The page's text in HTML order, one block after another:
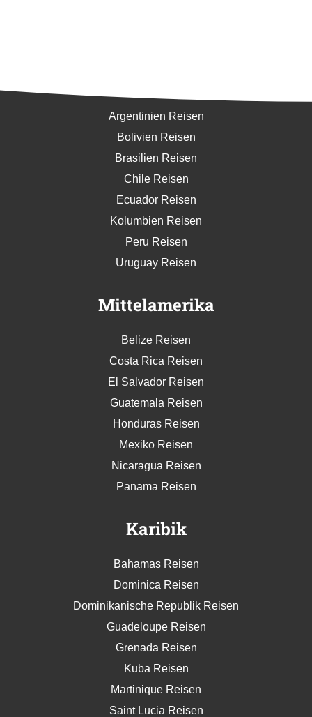
Argentinien Reisen
Bolivien Reisen
Brasilien Reisen
Chile Reisen
Ecuador Reisen
Kolumbien Reisen
Peru Reisen
Uruguay Reisen
Mittelamerika
Belize Reisen
Costa Rica Reisen
El Salvador Reisen
Guatemala Reisen
Honduras Reisen
Mexiko Reisen
Nicaragua Reisen
Panama Reisen
Karibik
Bahamas Reisen
Dominica Reisen
Dominikanische Republik Reisen
Guadeloupe Reisen
Grenada Reisen
Kuba Reisen
Martinique Reisen
Saint Lucia Reisen